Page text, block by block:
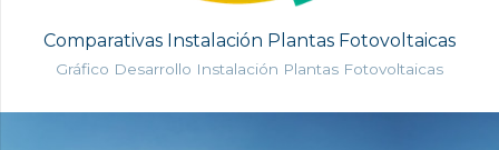
Comparativas Instalación Plantas Fotovoltaicas
Gráfico Desarrollo Instalación Plantas Fotovoltaicas